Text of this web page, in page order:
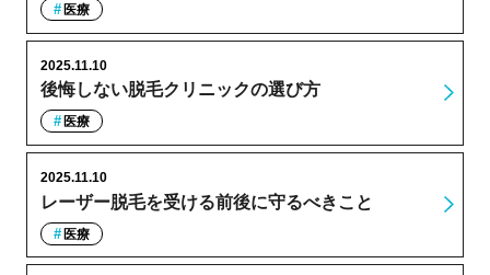
医療
後悔しない脱毛クリニックの選び方
2025.11.10
医療
レーザー脱毛を受ける前後に守るべきこと
2025.11.10
医療